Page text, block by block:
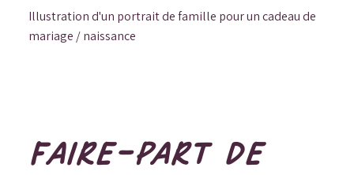
Illustration d'un portrait de famille pour un cadeau de
mariage / naissance
FAIRE-PART DE